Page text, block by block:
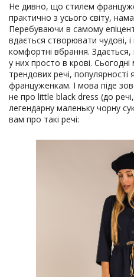
Не дивно, що стилем
практично з усього світу,
Перебуваючи в самому
вдається створювати чудові,
комфортні вбрання.
у них просто в крові.
трендових речі, популярності
француженкам. І мова піде
не про little black dress (до
легендарну маленьку чорну
вам про такі речі: